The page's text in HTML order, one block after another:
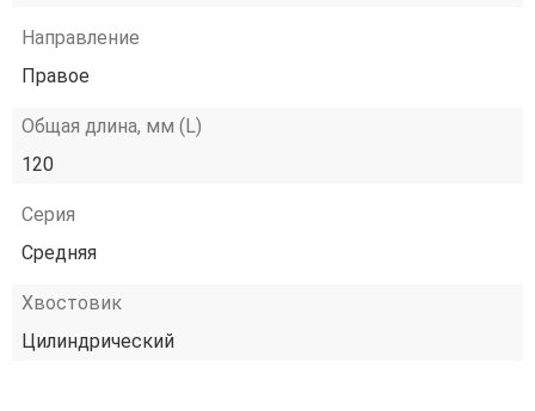
Направление
Правое
Общая длина, мм (L)
120
Серия
Средняя
Хвостовик
Цилиндрический